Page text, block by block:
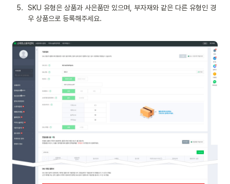
5.
SKU 유형은 상품과 사은품만 있으며, 부자재와 같은 다른 유형인 경
우 상품으로 등록해주세요.